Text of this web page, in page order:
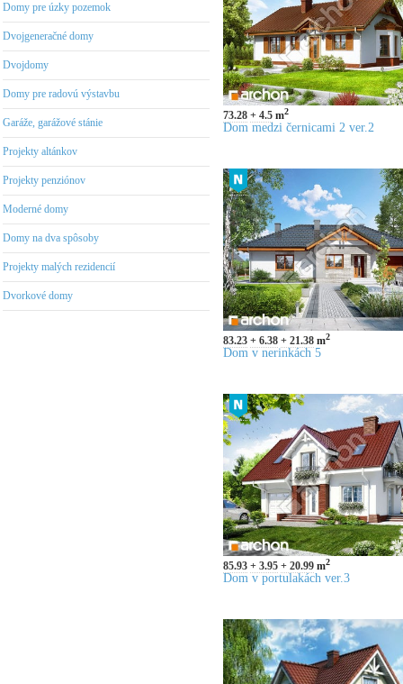
Domy pre úzky pozemok
Dvojgeneračné domy
Dvojdomy
Domy pre radovú výstavbu
Garáže, garážové stánie
Projekty altánkov
Projekty penziónov
Moderné domy
Domy na dva spôsoby
Projekty malých rezidencií
Dvorkové domy
73.28 4.5m2
Dom medzi černicami 2 ver.2
83.23 6.38 21.38m2
Dom v nerinkách 5
85.93 3.95 20.99m2
Dom v portulakách ver.3